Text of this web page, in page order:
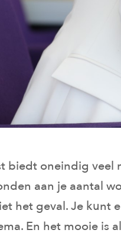
biedt oneindig veel
aan je aantal
het geval. Je kunt
En het mooie is